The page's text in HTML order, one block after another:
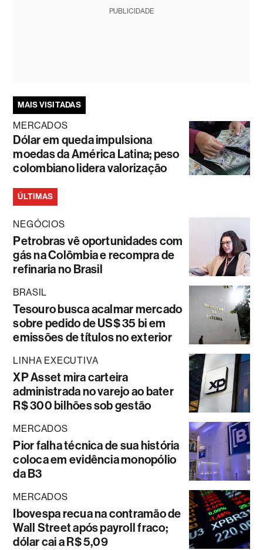
PUBLICIDADE
MAIS VISITADAS
MERCADOS
Dólar em queda impulsiona
moedas da América Latina; peso
colombiano lidera valorização
ÚLTIMAS
NEGÓCIOS
Petrobras vê oportunidades com
gás na Colômbia e recompra de
refinaria no Brasil
BRASIL
Tesouro busca acalmar mercado
sobre pedido de US$ 35 bi em
emissões de títulos no exterior
LINHA EXECUTIVA
XP Asset mira carteira
administrada no varejo ao bater
R$ 300 bilhões sob gestão
MERCADOS
Pior falha técnica de sua história
coloca em evidência monopólio
da B3
MERCADOS
Ibovespa recua na contramão de
Wall Street após payroll fraco;
dólar cai a R$ 5,09